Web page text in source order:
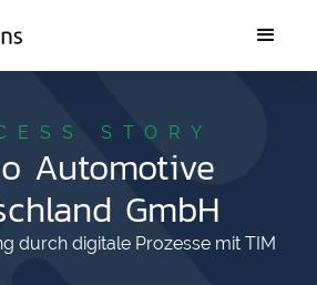
STORY
Automotive
GmbH
durch digitale Prozesse mit TIM